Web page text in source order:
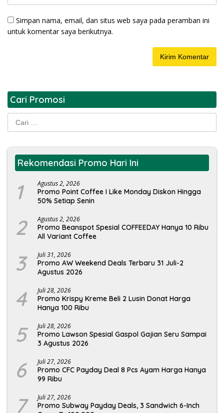
Simpan nama, email, dan situs web saya pada peramban ini
untuk komentar saya berikutnya.
Cari Promosi
Cari
untuk:
Rekomendasi Promo Hari Ini
1 Agustus 2, 2026
Promo Point Coffee I Like Monday Diskon Hingga
50% Setiap Senin
2 Agustus 2, 2026
Promo Beanspot Spesial COFFEEDAY Hanya 10 Ribu
All Variant Coffee
3 Juli 31, 2026
Promo AW Weekend Deals Terbaru 31 Juli-2
Agustus 2026
4 Juli 28, 2026
Promo Krispy Kreme Beli 2 Lusin Donat Harga
Hanya 100 Ribu
5 Juli 28, 2026
Promo Lawson Spesial Gaspol Gajian Seru Sampai
3 Agustus 2026
6 Juli 27, 2026
Promo CFC Payday Deal 8 Pcs Ayam Harga Hanya
99 Ribu
7 Juli 27, 2026
Promo Subway Payday Deals, 3 Sandwich 6-Inch